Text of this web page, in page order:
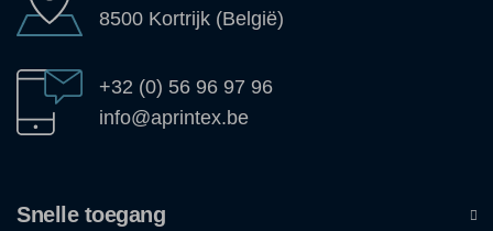
8500 Kortrijk (België)
+32 (0) 56 96 97 96
info@aprintex.be
Snelle toegang